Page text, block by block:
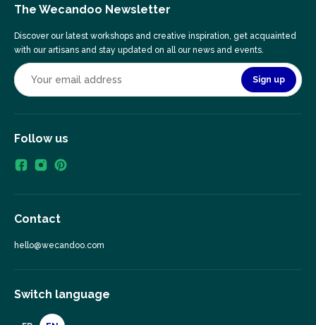
The Wecandoo Newsletter
Discover our latest workshops and creative inspiration, get acquainted
with our artisans and stay updated on all our news and events.
Sign up
Follow us
Contact
hello@wecandoo.com
Switch language